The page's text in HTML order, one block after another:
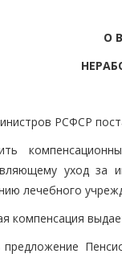
О
РСФСР
уход за
лечебного
компенсация
предложение